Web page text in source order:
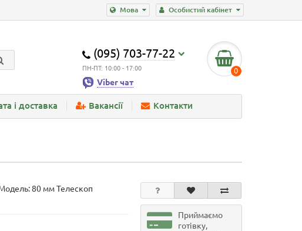
Особистий кабінет
Мова
(095) 703-77-22
ПН-ПТ: 10:00 - 17:00
Viber чат
0
і доставка Вакансії Контакти
80 мм Телескоп
Приймаємо
готівку,